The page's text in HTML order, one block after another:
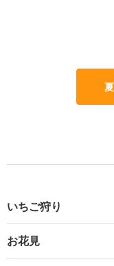
いちご狩り
お花見